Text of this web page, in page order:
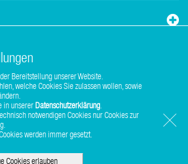
© 2017-2026 Stuhr GmbH
Bereitstellung unserer Website.
welche Cookies Sie zulassen wollen, sowie
in unserer Datenschutzerklärung.
notwendigen Cookies nur Cookies zur
werden immer gesetzt.
Cookies erlauben